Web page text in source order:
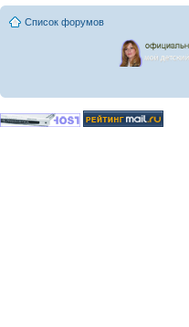
Список форумов